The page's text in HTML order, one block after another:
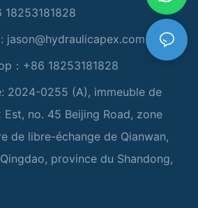
18253181828
jason@hydraulicapex.com
：+86 18253181828
2024-0255 (A), immeuble de
Est, no. 45 Beijing Road, zone
de libre-échange de Qianwan,
province du Shandong,